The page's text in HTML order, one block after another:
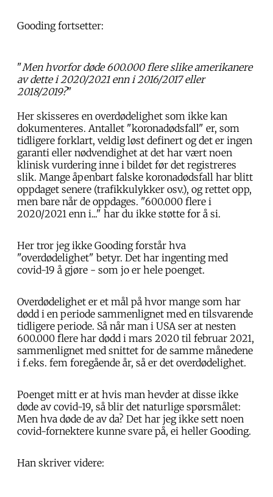
Gooding fortsetter:
"Men hvorfor døde 600.000 flere slike amerikanere
av dette i 2020/2021 enn i 2016/2017 eller
2018/2019?"
Her skisseres en overdødelighet som ikke kan
dokumenteres. Antallet "koronadødsfall" er, som
tidligere forklart, veldig løst definert og det er ingen
garanti eller nødvendighet at det har vært noen
klinisk vurdering inne i bildet før det registreres
slik. Mange åpenbart falske koronadødsfall har blitt
oppdaget senere (trafikkulykker osv.), og rettet opp,
men bare når de oppdages. "600.000 flere i
2020/2021 enn i..." har du ikke støtte for å si.
Her tror jeg ikke Gooding forstår hva
"overdødelighet" betyr. Det har ingenting med
covid-19 å gjøre - som jo er hele poenget.
Overdødelighet er et mål på hvor mange som har
dødd i en periode sammenlignet med en tilsvarende
tidligere periode. Så når man i USA ser at nesten
600.000 flere har dødd i mars 2020 til februar 2021,
sammenlignet med snittet for de samme månedene
i f.eks. fem foregående år, så er det overdødelighet.
Poenget mitt er at hvis man hevder at disse ikke
døde av covid-19, så blir det naturlige spørsmålet:
Men hva døde de av da? Det har jeg ikke sett noen
covid-fornektere kunne svare på, ei heller Gooding.
Han skriver videre: